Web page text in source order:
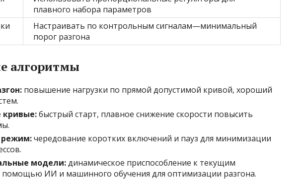
плавного набора параметров
Настраивать по контрольным сигналам—минимальный
порог разгона
алгоритмы
повышение нагрузки по прямой допустимой кривой, хороший
кривые:быстрый старт, плавное снижение скорости повысить
чередование коротких включений и пауз для минимизации
модели:динамическое приспособление к текущим
помощью ИИ и машинного обучения для оптимизации разгона.